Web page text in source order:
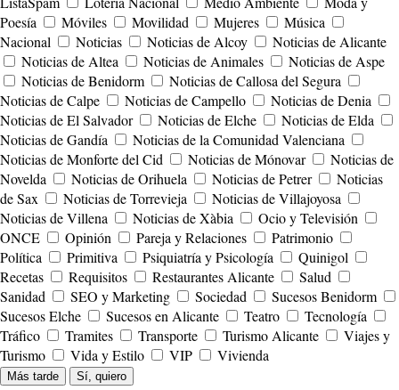
Poesía
Móviles Movilidad Mujeres
Música
Nacional
Noticias Noticias de Alcoy
Noticias de Alicante
Noticias de Altea
Noticias de Animales
Noticias de Aspe
Noticias de Benidorm
Noticias de Callosa del Segura
Noticias de Calpe
Noticias de Campello
Noticias de Denia
Noticias de El Salvador
Noticias de Elche
Noticias de Elda
Noticias de Gandía
Noticias de la Comunidad Valenciana
Noticias de Monforte del Cid
Noticias de Mónovar
Noticias de
Novelda
Noticias de Orihuela Noticias de Petrer
Noticias
de Sax
Noticias de Torrevieja
Noticias de Villajoyosa
Noticias de Villena
Noticias de Xàbia
Ocio y Televisión
ONCE
Opinión Pareja y Relaciones
Patrimonio
Política
Primitiva Psiquiatría y Psicología
Quinigol
Recetas
Requisitos Restaurantes Alicante
Salud
Sanidad
SEO y Marketing Sociedad
Sucesos Benidorm
Sucesos Elche
Sucesos en Alicante Teatro
Tecnología
Tráfico
Tramites Transporte Turismo Alicante
Viajes y
Turismo
Vida y Estilo VIP Vivienda
Más tarde Sí, quiero